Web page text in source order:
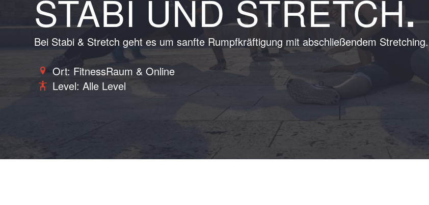
STABI UND STRETCH.
Bei Stabi & Stretch geht es um sanfte Rumpfkräftigung mit abschließendem Stretching.
Ort: FitnessRaum & Online
Level: Alle Level